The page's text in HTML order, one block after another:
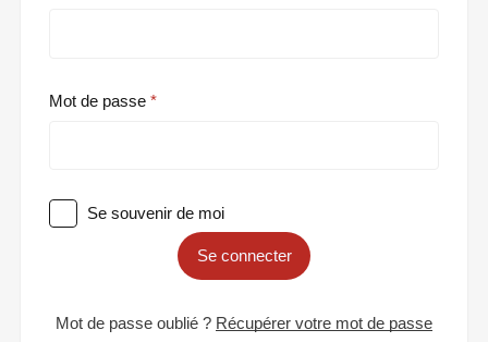
Mot de passe
Se souvenir de moi
Se connecter
Mot de passe oublié ? Récupérer votre mot de passe